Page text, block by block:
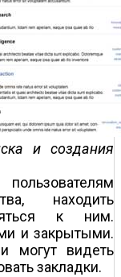
и создания
находить
к ним.
и закрытыми.
могут видеть
закладки.